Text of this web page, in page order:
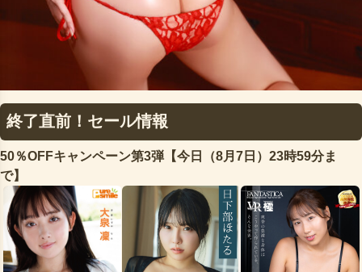
終了直前！セール情報
50％OFFキャンペーン第3弾【今日（8月7日）23時59分ま
で】